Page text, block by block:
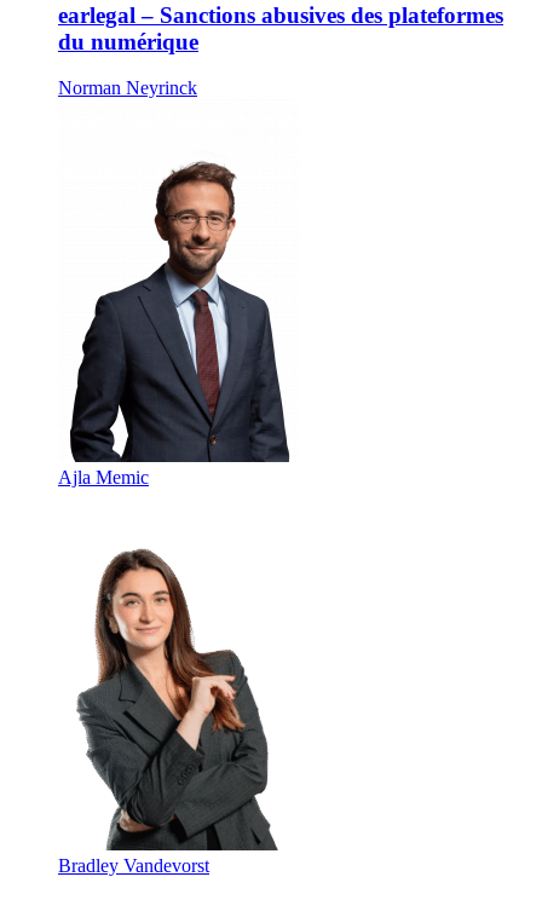
earlegal – Sanctions abusives des plateformes
du numérique
Norman Neyrinck
Ajla Memic
Bradley Vandevorst